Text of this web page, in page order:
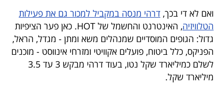
באייס
עקבו
אחרינו:
ואם לא די בכך, דרהי מנסה במקביל למכור גם את פעילות
הטלוויזיה
, האינטרנט והחשמל של HOT. כאן פער הציפיות
גדול: הגופים המוסדיים שמנהלים משא ומתן - מגדל, הראל,
הפניקס, כלל ביטוח, פועלים אקוויטי ומזרחי אינווסט - מוכנים
לשלם כמיליארד שקל נטו, בעוד דרהי מבקש 3 עד 3.5
מיליארד שקל.